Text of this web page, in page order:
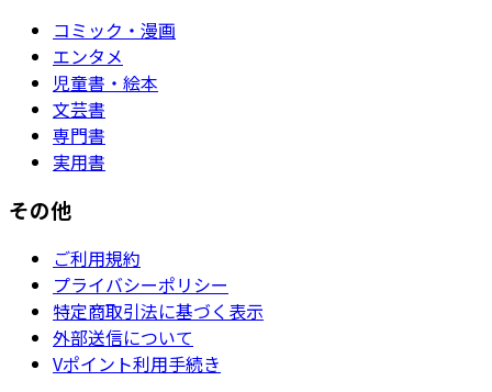
コミック・漫画
エンタメ
児童書・絵本
文芸書
専門書
実用書
その他
ご利用規約
プライバシーポリシー
特定商取引法に基づく表示
外部送信について
Vポイント利用手続き